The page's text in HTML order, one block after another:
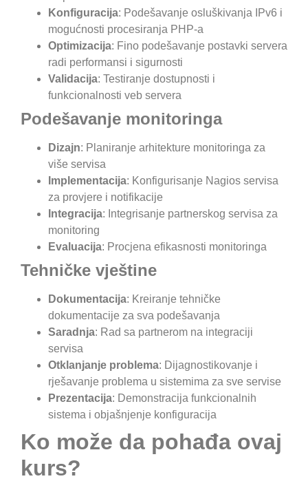
Konfiguracija: Podešavanje osluškivanja IPv6 i
mogućnosti procesiranja PHP-a
Optimizacija: Fino podešavanje postavki servera
radi performansi i sigurnosti
Validacija: Testiranje dostupnosti i
funkcionalnosti veb servera
Podešavanje monitoringa
Dizajn: Planiranje arhitekture monitoringa za
više servisa
Implementacija: Konfigurisanje Nagios servisa
za provjere i notifikacije
Integracija: Integrisanje partnerskog servisa za
monitoring
Evaluacija: Procjena efikasnosti monitoringa
Tehničke vještine
Dokumentacija: Kreiranje tehničke
dokumentacije za sva podešavanja
Saradnja: Rad sa partnerom na integraciji
servisa
Otklanjanje problema: Dijagnostikovanje i
rješavanje problema u sistemima za sve servise
Prezentacija: Demonstracija funkcionalnih
sistema i objašnjenje konfiguracija
Ko može da pohađa ovaj
kurs?